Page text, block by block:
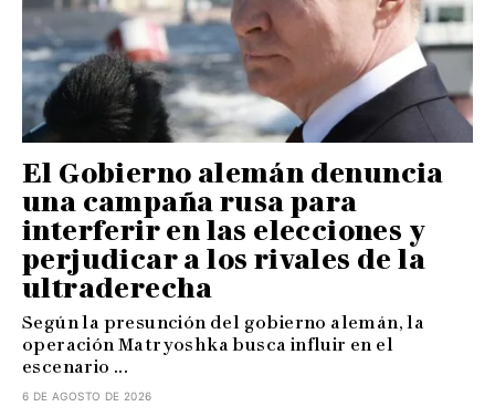
El Gobierno alemán denuncia
una campaña rusa para
interferir en las elecciones y
perjudicar a los rivales de la
ultraderecha
Según la presunción del gobierno alemán, la
operación Matryoshka busca influir en el
escenario ...
6 DE AGOSTO DE 2026